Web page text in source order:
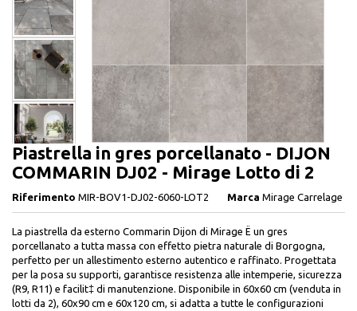
Piastrella in gres porcellanato - DIJON
COMMARIN DJ02 - Mirage Lotto di 2
Riferimento MIR-BOV1-DJ02-6060-LOT2 Marca Mirage Carrelage
La piastrella da esterno Commarin Dijon di Mirage Ë un gres
porcellanato a tutta massa con effetto pietra naturale di Borgogna,
perfetto per un allestimento esterno autentico e raffinato. Progettata
per la posa su supporti, garantisce resistenza alle intemperie, sicurezza
(R9, R11) e facilit‡ di manutenzione. Disponibile in 60x60 cm (venduta in
lotti da 2), 60x90 cm e 60x120 cm, si adatta a tutte le configurazioni